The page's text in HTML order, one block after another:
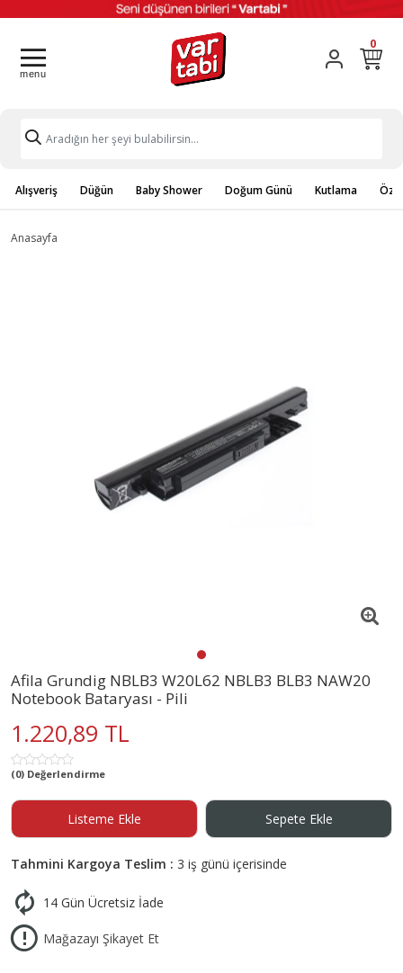
0
Alışveriş Düğün Baby Shower Doğum Günü Kutlama
Anasayfa
Afila Grundig NBLB3 W20L62 NBLB3 BLB3 NAW20
Notebook Bataryası - Pili
1.220,89 TL
(0) Değerlendirme
Listeme Ekle Sepete Ekle
Tahmini Kargoya Teslim : 3 iş günü içerisinde
14 Gün Ücretsiz İade
Mağazayı Şikayet Et